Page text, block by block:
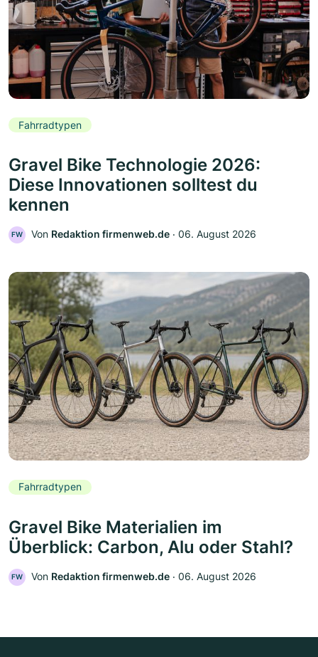
Fahrradtypen
Gravel Bike Technologie 2026:
Diese Innovationen solltest du
kennen
FW Von Redaktion firmenweb.de ‧ 06. August 2026
Fahrradtypen
Gravel Bike Materialien im
Überblick: Carbon, Alu oder Stahl?
FW Von Redaktion firmenweb.de ‧ 06. August 2026